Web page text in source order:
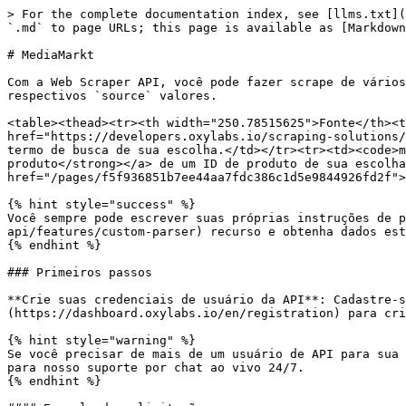
> For the complete documentation index, see [llms.txt](https://developers.oxylabs.io/llms.txt). Markdown versions of documentation pages are available by appending `.md` to page URLs; this page is available as [Markdown](https://developers.oxylabs.io/api-targets/pt-br/e-commerce/mediamarkt.md).

# MediaMarkt

Com a Web Scraper API, você pode fazer scrape de vários tipos de **MediaMarkt** páginas; abaixo está uma visão geral de todos os scrapers compatíveis e seus respectivos `source` valores.

<table><thead><tr><th width="250.78515625">Fonte</th><th>Descrição</th></tr></thead><tbody><tr><td><code>mediamarkt_search</code></td><td><a href="https://developers.oxylabs.io/scraping-solutions/web-scraper-api/targets/european-e-commerce/mediamarkt/search"><strong>Página de busca</strong></a> para um termo de busca de sua escolha.</td></tr><tr><td><code>mediamarkt_product</code></td><td><a href="/pages/89a11bb0e0e48aab6b25e31e9b714f617ee284e7"><strong>Página de produto</strong></a> de um ID de produto de sua escolha.</td></tr><tr><td><code>mediamarkt</code></td><td>Envie qualquer MediaMarkt <a href="/pages/f5f936851b7ee44aa7fdc386c1d5e9844926fd2f"><strong>URL</strong></a> que quiser.</td></tr></tbody></table>

{% hint style="success" %}
Você sempre pode escrever suas próprias instruções de parsing com [**Custom Parser**](https://developers.oxylabs.io/scraping-solutions/web-scraper-api/features/custom-parser) recurso e obtenha dados estruturados.
{% endhint %}

### Primeiros passos

**Crie suas credenciais de usuário da API**: Cadastre-se para uma avaliação gratuita ou compre o produto no [**painel da Oxylabs**](https://dashboard.oxylabs.io/en/registration) para criar suas credenciais de usuário da API (`USERNAME` e `PASSWORD`).

{% hint style="warning" %}
Se você precisar de mais de um usuário de API para sua conta, entre em contato com nosso [**suporte ao cliente**](mailto:support@oxylabs.io) ou envie uma mensagem para nosso suporte por chat ao vivo 24/7.
{% endhint %}

#### Exemplo de solicitação

{% tabs %}
{% tab title="cURL" %}

```shell
curl 'https://realtime.oxylabs.io/v1/queries' \
--user 'USERNAME:PASSWORD' \
-H 'Content-Type: application/json' \
-d '{
        "source": "mediamarkt_search", 
        "query": "aspirador"
    }'
```

{% endtab %}

{% tab title="Python" %}

```python
import requests
from pprint import pprint


# Estruture o payload.
payload = {
    'source': 'mediamarkt_search',
    'query': 'aspirador'
}

# Obtenha a resposta.
response = requests.request(
    'POST',
    'https://realtime.oxylabs.io/v1/queries',
    auth=('USERNAME', 'PASSWORD'),
    json=payload
)

# Instead of response with job status and results url, this will return the
# JSON response with the result.
pprint(response.json())
```

{% endtab %}

{% tab title="Node.js" %}

```javascript
const https = require("https");

const username = "USERNAME";
const password = "PASSWORD";
const body = {
    source: "mediamarkt_search",
    query: "aspirador"
};

const options = {
    hostname: "realtime.oxylabs.io",
    path: "/v1/queries",
    method: "POST",
    headers: {
        "Content-Type": "application/json",
        Authorization:
            "Basic " +